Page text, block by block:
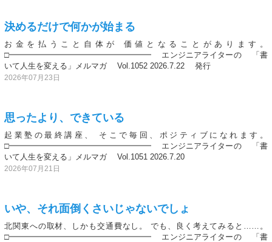
決めるだけで何かが始まる
お金を払うこと自体が 価値となることがあります。
□━━━━━━━━━━━━━━━━━━ エンジニアライターの 「書
いて人生を変える」メルマガ Vol.1052 2026.7.22 発行
2026年07月23日
思ったより、できている
起業塾の最終講座、 そこで毎回、ポジティブになれます。
□━━━━━━━━━━━━━━━━━━ エンジニアライターの 「書
いて人生を変える」メルマガ Vol.1051 2026.7.20
2026年07月21日
いや、それ面倒くさいじゃないでしょ
北関東への取材、しかも交通費なし。 でも、良く考えてみると……。
□━━━━━━━━━━━━━━━━━━ エンジニアライターの 「書